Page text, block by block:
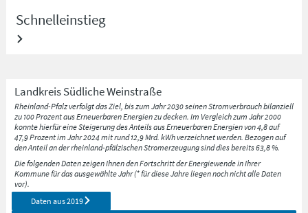
Schnelleinstieg
Landkreis Südliche Weinstraße
Rheinland-Pfalz verfolgt das Ziel, bis zum Jahr 2030 seinen Stromverbrauch bilanziell
zu 100 Prozent aus Erneuerbaren Energien zu decken. Im Vergleich zum Jahr 2000
konnte hierfür eine Steigerung des Anteils aus Erneuerbaren Energien von 4,8 auf
47,9 Prozent im Jahr 2024 mit rund 12,9 Mrd. kWh verzeichnet werden. Bezogen auf
den Anteil an der rheinland-pfälzischen Stromerzeugung sind dies bereits 63,8 %.
Die folgenden Daten zeigen Ihnen den Fortschritt der Energiewende in Ihrer
Kommune für das ausgewählte Jahr (* für diese Jahre liegen noch nicht alle Daten
vor).
Daten aus2019